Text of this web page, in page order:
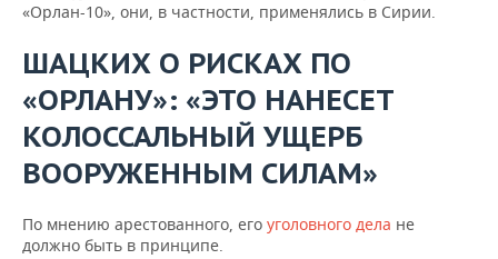
«Орлан-10», они, в частности, применялись в Сирии.
ШАЦКИХ О РИСКАХ ПО
«ОРЛАНУ»: «ЭТО НАНЕСЕТ
КОЛОССАЛЬНЫЙ УЩЕРБ
ВООРУЖЕННЫМ СИЛАМ»
По мнению арестованного, его уголовного дела не
должно быть в принципе.